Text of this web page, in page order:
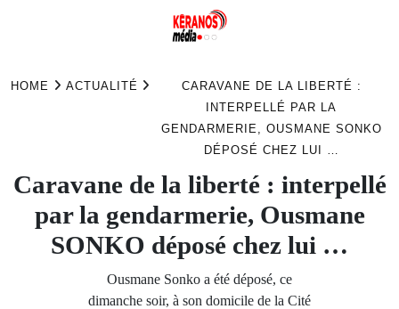
HOME ACTUALITÉ
CARAVANE DE LA LIBERTÉ :
INTERPELLÉ PAR LA
GENDARMERIE, OUSMANE SONKO
DÉPOSÉ CHEZ LUI …
Caravane de la liberté : interpellé
par la gendarmerie, Ousmane
SONKO déposé chez lui …
Ousmane Sonko a été déposé, ce
dimanche soir, à son domicile de la Cité